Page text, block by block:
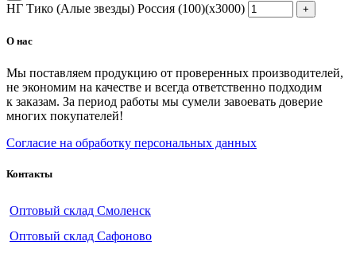
НГ Тико (Алые звезды) Россия (100)(х3000)
О нас
Мы поставляем продукцию от проверенных производителей,
не экономим на качестве и всегда ответственно подходим
к заказам. За период работы мы сумели завоевать доверие
многих покупателей!
Согласие на обработку персональных данных
Контакты
Оптовый склад Смоленск
Оптовый склад Сафоново